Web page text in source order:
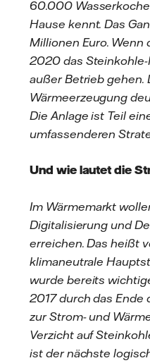
60.000
Hause kennt. Das
Millionen Euro. Wenn
2020 das
außer Betrieb gehen.
Wärmeerzeugung
Die Anlage ist Teil
umfassenderen
Und wie lautet die
Im Wärmemarkt
Digitalisierung und
erreichen. Das heißt
klimaneutrale
wurde bereits
2017 durch das
zur Strom- und
Verzicht auf
ist der nächste